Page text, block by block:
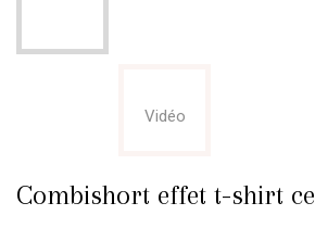
Vidéo
Combishort effet t-shirt